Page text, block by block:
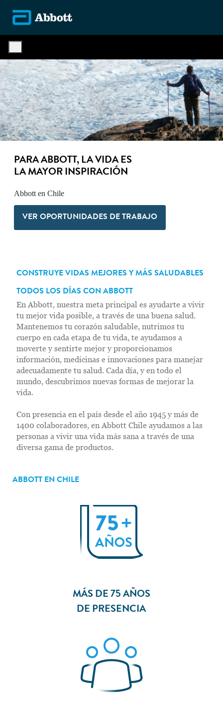
PARA ABBOTT, LA VIDA ES
LA MAYOR INSPIRACIÓN
Abbott en Chile
VER OPORTUNIDADES DE TRABAJO
CONSTRUYE VIDAS MEJORES Y MÁS SALUDABLES
TODOS LOS DÍAS CON ABBOTT
En Abbott, nuestra meta principal es ayudarte a vivir
tu mejor vida posible, a través de una buena salud.
Mantenemos tu corazón saludable, nutrimos tu
cuerpo en cada etapa de tu vida, te ayudamos a
moverte y sentirte mejor y proporcionamos
información, medicinas e innovaciones para manejar
adecuadamente tu salud. Cada día, y en todo el
mundo, descubrimos nuevas formas de mejorar la
vida.
Con presencia en el país desde el año 1945 y más de
1400 colaboradores, en Abbott Chile ayudamos a las
personas a vivir una vida más sana a través de una
diversa gama de productos.
ABBOTT EN CHILE
MÁS DE 75 AÑOS
DE PRESENCIA